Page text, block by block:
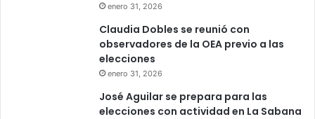
enero 31, 2026
Claudia Dobles se reunió con
observadores de la OEA previo a las
elecciones
enero 31, 2026
José Aguilar se prepara para las
elecciones con actividad en La Sabana